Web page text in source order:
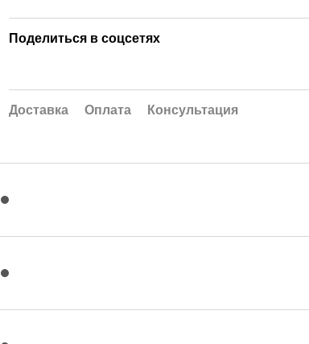
Поделиться в соцсетях
Доставка Оплата Консультация